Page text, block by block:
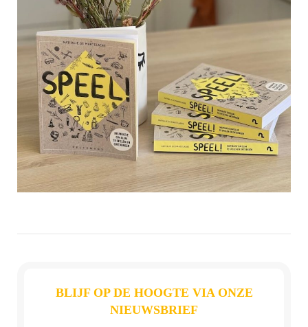
BLIJF OP DE HOOGTE VIA ONZE
NIEUWSBRIEF